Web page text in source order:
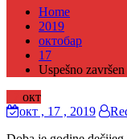
Home
2019
октобар
17
Uspešno
окт
окт , 17 , 2019